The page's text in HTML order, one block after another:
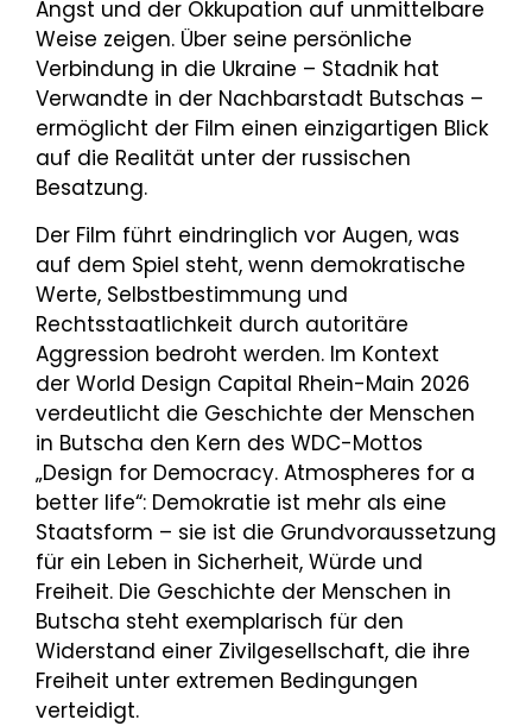
Angst und der Okkupation auf unmittelbare
Weise zeigen. Über seine persönliche
Verbindung in die Ukraine – Stadnik hat
Verwandte in der Nachbarstadt Butschas –
ermöglicht der Film einen einzigartigen Blick
auf die Realität unter der russischen
Besatzung.
Der Film führt eindringlich vor Augen, was
auf dem Spiel steht, wenn demokratische
Werte, Selbstbestimmung und
Rechtsstaatlichkeit durch autoritäre
Aggression bedroht werden. Im Kontext
der World Design Capital Rhein-Main 2026
verdeutlicht die Geschichte der Menschen
in Butscha den Kern des WDC-Mottos
„Design for Democracy. Atmospheres for a
better life“: Demokratie ist mehr als eine
Staatsform – sie ist die Grundvoraussetzung
für ein Leben in Sicherheit, Würde und
Freiheit. Die Geschichte der Menschen in
Butscha steht exemplarisch für den
Widerstand einer Zivilgesellschaft, die ihre
Freiheit unter extremen Bedingungen
verteidigt.